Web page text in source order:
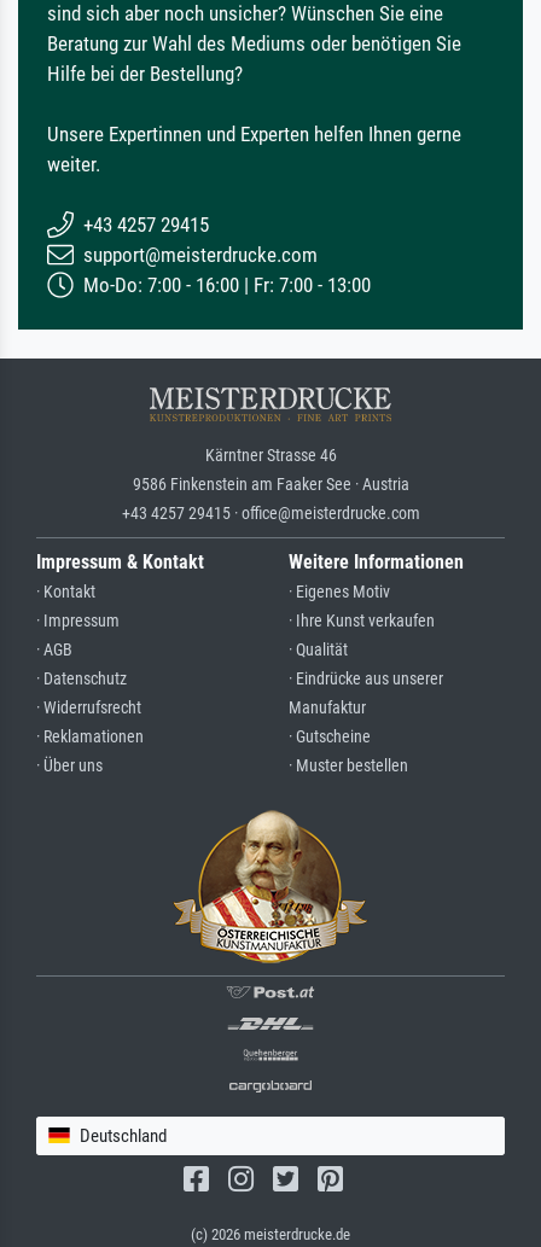
sind sich aber noch unsicher? Wünschen Sie eine
Beratung zur Wahl des Mediums oder benötigen Sie
Hilfe bei der Bestellung?
Unsere Expertinnen und Experten helfen Ihnen gerne
weiter.
+43 4257 29415
support@meisterdrucke.com
Mo-Do: 7:00 - 16:00 | Fr: 7:00 - 13:00
Kärntner Strasse 46
9586 Finkenstein am Faaker See · Austria
+43 4257 29415 · office@meisterdrucke.com
Impressum & Kontakt
· Kontakt
· Impressum
· AGB
· Datenschutz
· Widerrufsrecht
· Reklamationen
· Über uns
Weitere Informationen
· Eigenes Motiv
· Ihre Kunst verkaufen
· Qualität
· Eindrücke aus unserer
Manufaktur
· Gutscheine
· Muster bestellen
Deutschland
(c) 2026 meisterdrucke.de